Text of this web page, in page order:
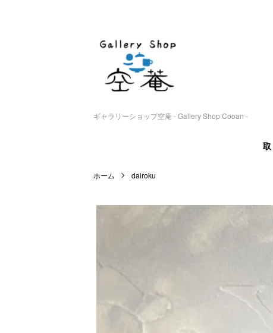
ギャラリーショップ空庵 - Gallery Shop Cooan -
ホーム dairoku